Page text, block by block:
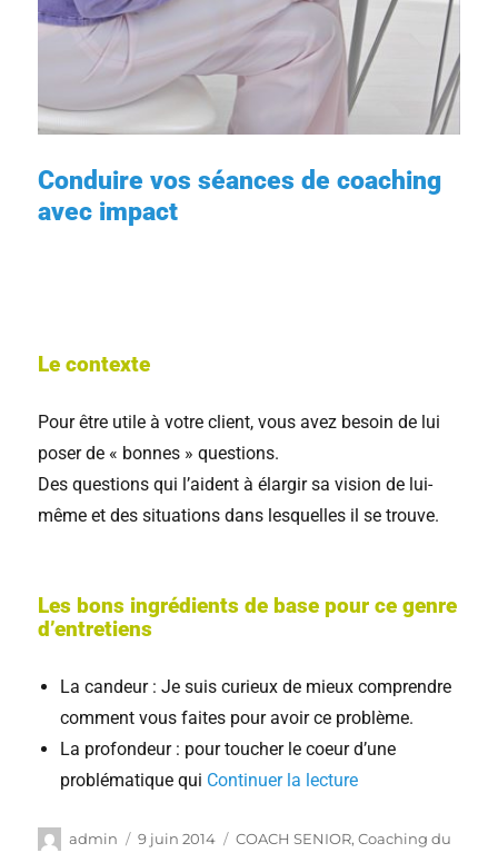
Conduire vos séances de coaching
avec impact
Le contexte
Pour être utile à votre client, vous avez besoin de lui
poser de « bonnes » questions.
Des questions qui l’aident à élargir sa vision de lui-
même et des situations dans lesquelles il se trouve.
Les bons ingrédients de base pour ce genre
d’entretiens
La candeur : Je suis curieux de mieux comprendre
comment vous faites pour avoir ce problème.
La profondeur : pour toucher le coeur d’une
problématique qui Continuer la lecture
admin 9 juin 2014 COACH SENIOR,Coaching du